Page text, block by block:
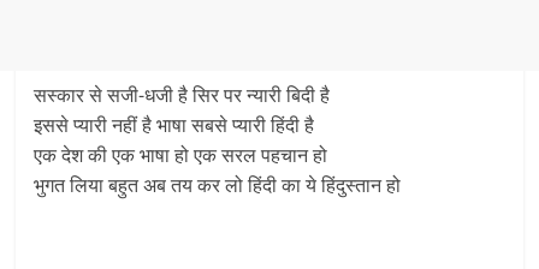
सस्कार से सजी-धजी है सिर पर न्यारी बिदी है
इससे प्यारी नहीं है भाषा सबसे प्यारी हिंदी है
एक देश की एक भाषा हो एक सरल पहचान हो
भुगत लिया बहुत अब तय कर लो हिंदी का ये हिंदुस्तान हो